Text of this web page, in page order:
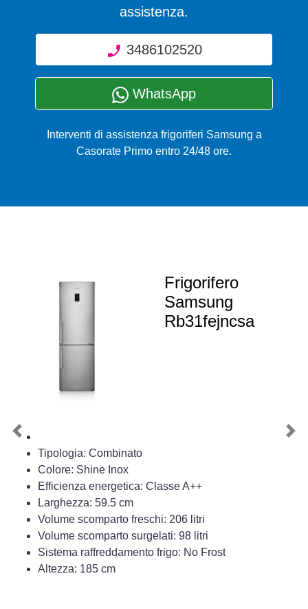
assistenza.
3486102520
WhatsApp
Interventi di assistenza frigoriferi Samsung a
Casorate Primo entro 24/48 ore.
Frigorifero
Samsung
Rb31fejncsa
Tipologia: Combinato
Colore: Shine Inox
Efficienza energetica: Classe A++
Larghezza: 59.5 cm
Volume scomparto freschi: 206 litri
Volume scomparto surgelati: 98 litri
Sistema raffreddamento frigo: No Frost
Altezza: 185 cm
Previous